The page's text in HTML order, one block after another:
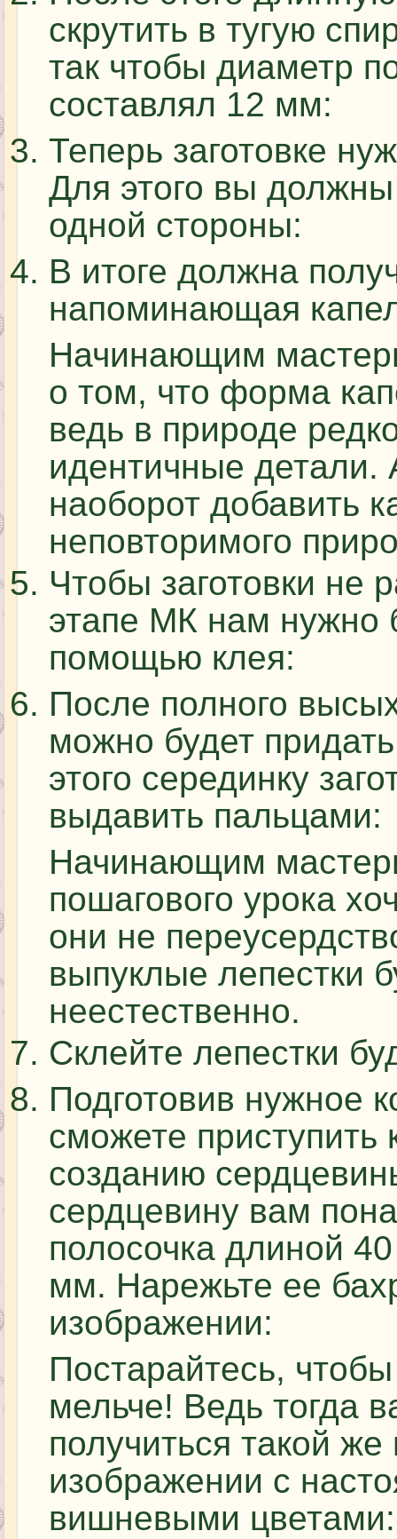
скрутить в тугую
так чтобы диаметр
составлял 12 мм:
Теперь заготовке
Для этого вы
одной стороны:
В итоге должна
напоминающая
Начинающим
о том, что форма
ведь в природе
идентичные детали.
наоборот добавить
неповторимого
Чтобы заготовки не
этапе МК нам нужно
помощью клея:
После полного
можно будет
этого серединку
выдавить пальцами:
Начинающим
пошагового урока
они не
выпуклые лепестки
неестественно.
Склейте лепестки
Подготовив нужное
сможете приступить
созданию
сердцевину вам
полосочка длиной
мм. Нарежьте ее
изображении:
Постарайтесь,
мельче! Ведь тогда
получиться такой
изображении с
вишневыми цветами: